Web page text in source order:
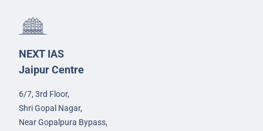
NEXT IAS
Jaipur Centre
6/7, 3rd Floor,
Shri Gopal Nagar,
Near Gopalpura Bypass,